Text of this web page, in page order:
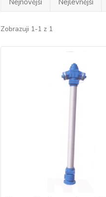
Nejnovější Nejlevnější
Zobrazuji 1-1 z 1